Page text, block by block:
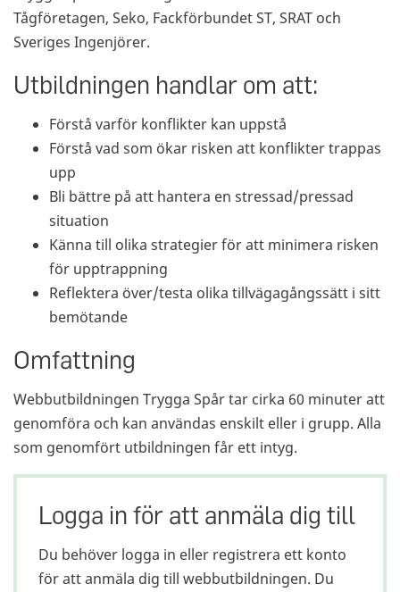
Tågföretagen, Seko, Fackförbundet ST, SRAT och
Sveriges Ingenjörer.
Utbildningen handlar om att:
Förstå varför konflikter kan uppstå
Förstå vad som ökar risken att konflikter trappas
upp
Bli bättre på att hantera en stressad/pressad
situation
Känna till olika strategier för att minimera risken
för upptrappning
Reflektera över/testa olika tillvägagångssätt i sitt
bemötande
Omfattning
Webbutbildningen Trygga Spår tar cirka 60 minuter att
genomföra och kan användas enskilt eller i grupp. Alla
som genomfört utbildningen får ett intyg.
Logga in för att anmäla dig till
Du behöver logga in eller registrera ett konto
för att anmäla dig till webbutbildningen. Du